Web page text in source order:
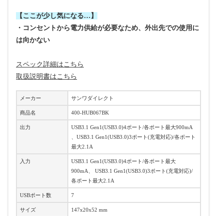
【ここが少し気になる…】
・コンセントから電力供給が必要なため、外出先での使用に
は向かない
スペック詳細はこちら
取扱説明書はこちら
メーカー サンワダイレクト
商品名 400-HUB067BK
出力
USB3.1 Gen1(USB3.0)4ポート/各ポート最大900mA
、USB3.1 Gen1(USB3.0)3ポート(充電対応)/各ポート
最大2.1A
入力
USB3.1 Gen1(USB3.0)4ポート/各ポート最大
900mA、 USB3.1 Gen1(USB3.0)3ポート(充電対応)/
各ポート最大2.1A
USBポート数 7
サイズ 147x20x52 mm